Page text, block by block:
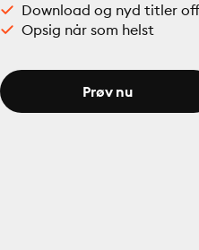
Download og nyd titler
Opsig når som helst
Prøv nu